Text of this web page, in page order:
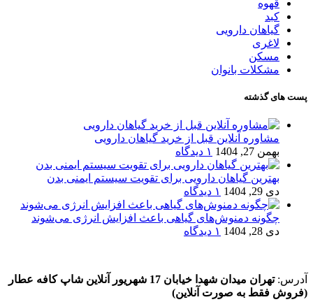
قهوه
کبد
گیاهان دارویی
لاغری
مسکن
مشکلات بانوان
پست های گذشته
مشاوره آنلاین قبل از خرید گیاهان دارویی
بهمن 27, 1404
۱ دیدگاه
بهترین گیاهان دارویی برای تقویت سیستم ایمنی بدن
دی 29, 1404
۱ دیدگاه
چگونه دمنوش‌های گیاهی باعث افزایش انرژی می‌شوند
دی 28, 1404
۱ دیدگاه
آدرس:تهران میدان شهدا خیابان 17 شهریور آنلاین شاپ کافه عطار
(فروش فقط به صورت آنلاین)